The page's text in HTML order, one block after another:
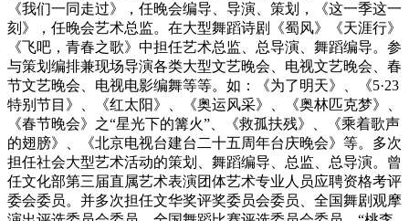
《我们一同走过》，任晚会编导、导演、策划，《这一季这一
刻》，任晚会艺术总监。在大型舞蹈诗剧《蜀风》《天涯行》
《飞吧，青春之歌》中担任艺术总监、总导演、舞蹈编导。参
与策划编排兼现场导演各类大型文艺晚会、电视文艺晚会、春
节文艺晚会、电视电影编舞等等。如：《为了明天》、《5·23
特别节目》、《红太阳》、《奥运风采》、《奥林匹克梦》、
《春节晚会》之“星光下的篝火”、《救孤扶残》、《乘着歌声
的翅膀》、《北京电视台建台二十五周年台庆晚会》等。多次
担任社会大型艺术活动的策划、舞蹈编导、总监、总导演。曾
任文化部第三届直属艺术表演团体艺术专业人员应聘资格考评
委会委员。并多次担任文华奖评奖委员会委员、全国舞剧观摩